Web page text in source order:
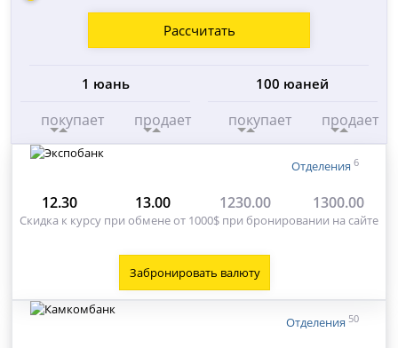
Рассчитать
1 юань
покупает продает
100 юаней
покупает продает
Отделения 6
12.30 13.00 1230.00 1300.00
Скидка к курсу при обмене от 1000$ при бронировании на сайте
Забронировать валюту
Отделения 50